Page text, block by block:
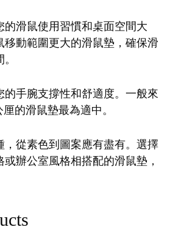
的滑鼠使用習慣和桌面空間大
移動範圍更大的滑鼠墊，確保滑
的手腕支撐性和舒適度。一般來
的滑鼠墊最為適中。
，從素色到圖案應有盡有。選擇
辦公室風格相搭配的滑鼠墊，